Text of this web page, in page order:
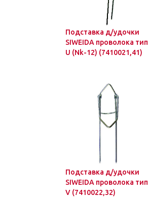
Подставка д/удочки
SIWEIDA проволока тип
U (Nk-12) (7410021,41)
Подставка д/удочки
SIWEIDA проволока тип
V (7410022,32)